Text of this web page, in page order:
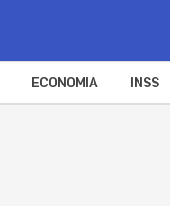
ECONOMIA INSS